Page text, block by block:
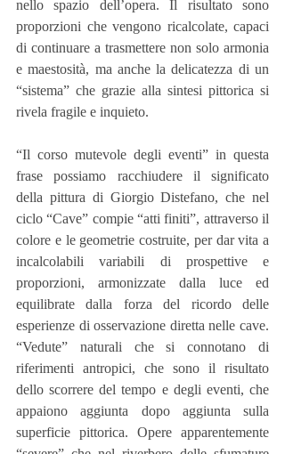
nello spazio dell’opera. Il risultato sono
proporzioni che vengono ricalcolate, capaci
di continuare a trasmettere non solo armonia
e maestosità, ma anche la delicatezza di un
“sistema” che grazie alla sintesi pittorica si
rivela fragile e inquieto.
“Il corso mutevole degli eventi” in questa
frase possiamo racchiudere il significato
della pittura di Giorgio Distefano, che nel
ciclo “Cave” compie “atti finiti”, attraverso il
colore e le geometrie costruite, per dar vita a
incalcolabili variabili di prospettive e
proporzioni, armonizzate dalla luce ed
equilibrate dalla forza del ricordo delle
esperienze di osservazione diretta nelle cave.
“Vedute” naturali che si connotano di
riferimenti antropici, che sono il risultato
dello scorrere del tempo e degli eventi, che
appaiono aggiunta dopo aggiunta sulla
superficie pittorica. Opere apparentemente